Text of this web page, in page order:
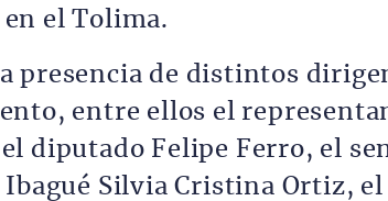
el Tolima.
presencia de distintos
entre ellos el
diputado Felipe Ferro, el
Ibagué Silvia Cristina Ortiz,